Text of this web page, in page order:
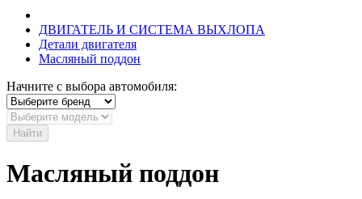
ДВИГАТЕЛЬ И СИСТЕМА ВЫХЛОПА
Детали двигателя
Масляный поддон
Начните с выбора автомобиля:
Найти
Масляный поддон